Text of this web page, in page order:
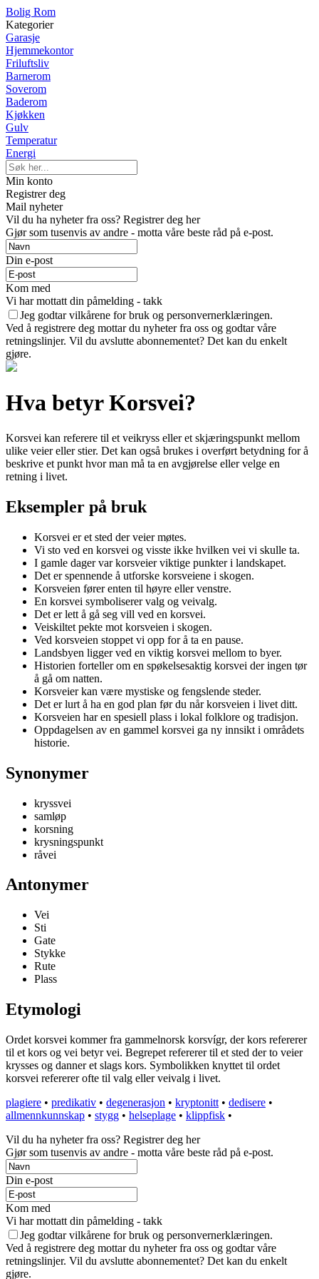
Bolig Rom
Kategorier
Garasje
Hjemmekontor
Friluftsliv
Barnerom
Soverom
Baderom
Kjøkken
Gulv
Temperatur
Energi
Min konto
Registrer deg
Mail nyheter
Vil du ha nyheter fra oss? Registrer deg her
Gjør som tusenvis av andre - motta våre beste råd på e-post.
Din e-post
Kom med
Vi har mottatt din påmelding - takk
Jeg godtar vilkårene for bruk og personvernerklæringen.
Ved å registrere deg mottar du nyheter fra oss og godtar våre
retningslinjer. Vil du avslutte abonnementet? Det kan du enkelt
gjøre.
Hva betyr Korsvei?
Korsvei kan referere til et veikryss eller et skjæringspunkt mellom
ulike veier eller stier. Det kan også brukes i overført betydning for å
beskrive et punkt hvor man må ta en avgjørelse eller velge en
retning i livet.
Eksempler på bruk
Korsvei er et sted der veier møtes.
Vi sto ved en korsvei og visste ikke hvilken vei vi skulle ta.
I gamle dager var korsveier viktige punkter i landskapet.
Det er spennende å utforske korsveiene i skogen.
Korsveien fører enten til høyre eller venstre.
En korsvei symboliserer valg og veivalg.
Det er lett å gå seg vill ved en korsvei.
Veiskiltet pekte mot korsveien i skogen.
Ved korsveien stoppet vi opp for å ta en pause.
Landsbyen ligger ved en viktig korsvei mellom to byer.
Historien forteller om en spøkelsesaktig korsvei der ingen tør
å gå om natten.
Korsveier kan være mystiske og fengslende steder.
Det er lurt å ha en god plan før du når korsveien i livet ditt.
Korsveien har en spesiell plass i lokal folklore og tradisjon.
Oppdagelsen av en gammel korsvei ga ny innsikt i områdets
historie.
Synonymer
kryssvei
samløp
korsning
krysningspunkt
råvei
Antonymer
Vei
Sti
Gate
Stykke
Rute
Plass
Etymologi
Ordet korsvei kommer fra gammelnorsk korsvígr, der kors refererer
til et kors og vei betyr vei. Begrepet refererer til et sted der to veier
krysses og danner et slags kors. Symbolikken knyttet til ordet
korsvei refererer ofte til valg eller veivalg i livet.
plagiere • predikativ • degenerasjon • kryptonitt • dedisere •
allmennkunnskap • stygg • helseplage • klippfisk •
Vil du ha nyheter fra oss? Registrer deg her
Gjør som tusenvis av andre - motta våre beste råd på e-post.
Din e-post
Kom med
Vi har mottatt din påmelding - takk
Jeg godtar vilkårene for bruk og personvernerklæringen.
Ved å registrere deg mottar du nyheter fra oss og godtar våre
retningslinjer. Vil du avslutte abonnementet? Det kan du enkelt
gjøre.